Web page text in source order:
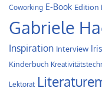
Coworking E-Book Edition
Gabriele
Inspiration Interview
Kinderbuch
Lektorat